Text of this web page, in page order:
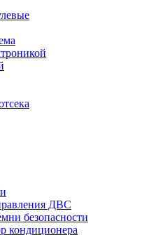
ДВС
безопасности
кондиционера